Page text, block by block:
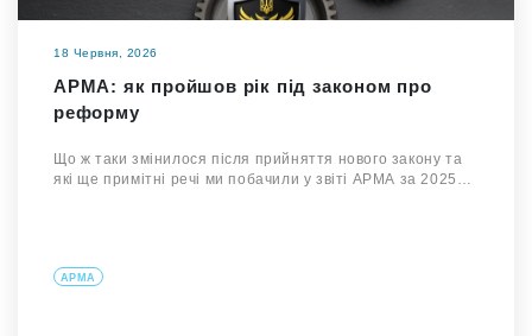
18 Червня, 2026
АРМА: як пройшов рік під законом про
реформу
Що ж таки змінилося після прийняття нового закону та
які ще примітні речі ми побачили у звіті АРМА за 2025…
АРМА